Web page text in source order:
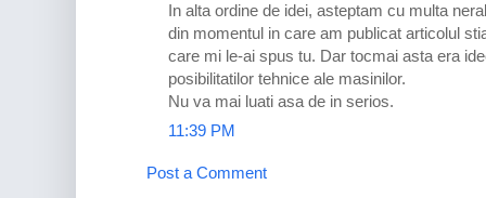
In alta ordine de idei, asteptam cu multa
din momentul in care am publicat articolul
care mi le-ai spus tu. Dar tocmai asta era
posibilitatilor tehnice ale masinilor.
Nu va mai luati asa de in serios.
11:39 PM
Post a Comment